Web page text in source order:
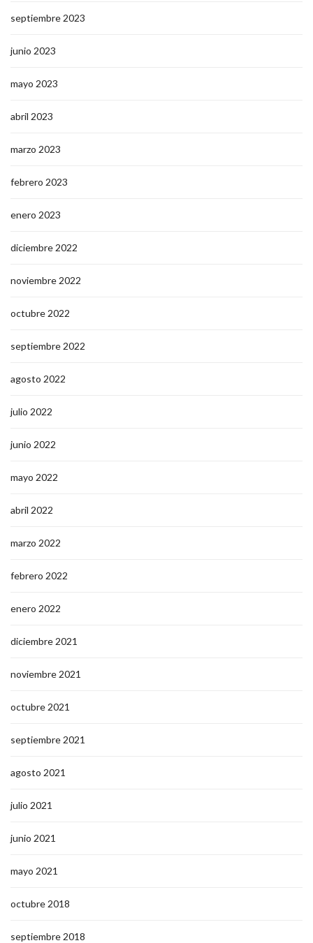
septiembre 2023
junio 2023
mayo 2023
abril 2023
marzo 2023
febrero 2023
enero 2023
diciembre 2022
noviembre 2022
octubre 2022
septiembre 2022
agosto 2022
julio 2022
junio 2022
mayo 2022
abril 2022
marzo 2022
febrero 2022
enero 2022
diciembre 2021
noviembre 2021
octubre 2021
septiembre 2021
agosto 2021
julio 2021
junio 2021
mayo 2021
octubre 2018
septiembre 2018